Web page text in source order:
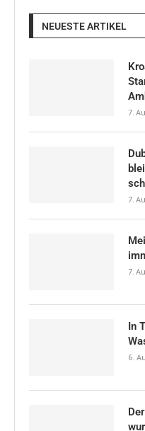
NEUESTE ARTIKEL
7.
7.
7.
In
6.